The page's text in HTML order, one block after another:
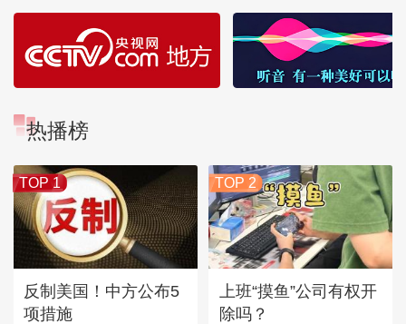
热播榜
TOP 1
反制美国！中方公布5
项措施
TOP 2
上班“摸鱼”公司有权开
除吗？